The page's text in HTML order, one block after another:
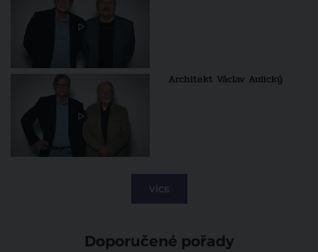
Architekt Václav Aulický
VÍCE
Doporučené pořady